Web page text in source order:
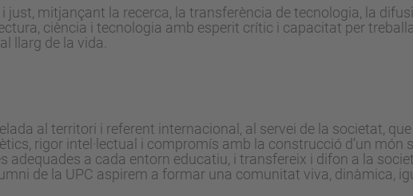
just, mitjançant la recerca, la transferència de tecnologia, la
ciència i tecnologia amb esperit crític i capacitat per
llarg de la vida.
al territori i referent internacional, al servei de la societat,
rigor intel·lectual i compromís amb la construcció d’un món
adequades a cada entorn educatiu, i transfereix i difon a la
de la UPC aspirem a formar una comunitat viva, dinàmica,